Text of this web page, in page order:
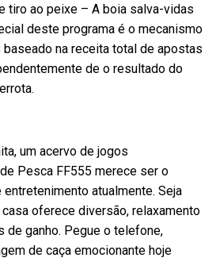
tiro ao peixe – A boia salva-vidas
deste programa é o mecanismo
na receita total de apostas
de o resultado do
um acervo de jogos
Pesca FF555 merece ser o
atualmente. Seja
oferece diversão, relaxamento
de ganho. Pegue o telefone,
de caça emocionante hoje